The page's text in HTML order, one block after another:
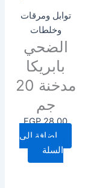
توابل ومرقات
وخلطات
الضحي
بابريكا
مدخنة 20
جم
EGP28.00
إضافة إلى
السلة